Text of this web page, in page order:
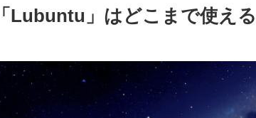
Lubuntu」はどこまで使え